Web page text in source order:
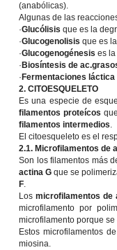
(anabólicas).
Algunas de las
·Glucólisis que es la
·Glucogenolisis que es
·Glucogenogénesis es
· Biosíntesis de
· Fermentaciones
2. CITOESQUELETO
Es una especie de
filamentos proteícos
filamentos intermedios.
El citoesqueleto es el
2.1. Microfilamentos de
Son los filamentos más
actina G que se
F.
Los microfilamentos de
microfilamento por
microfilamento porque
Estos microfilamentos
miosina.